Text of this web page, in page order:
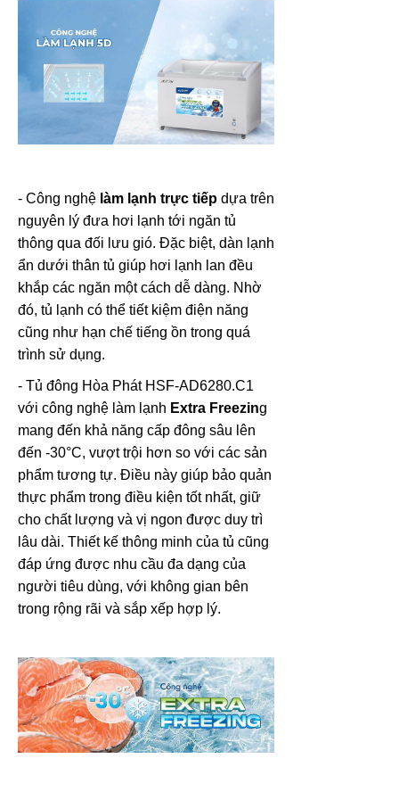
- Công nghệ làm lạnh trực tiếp dựa trên
nguyên lý đưa hơi lạnh tới ngăn tủ
thông qua đối lưu gió. Đặc biệt, dàn lạnh
ẩn dưới thân tủ giúp hơi lạnh lan đều
khắp các ngăn một cách dễ dàng. Nhờ
đó, tủ lạnh có thể tiết kiệm điện năng
cũng như hạn chế tiếng ồn trong quá
trình sử dụng.
- Tủ đông Hòa Phát HSF-AD6280.C1
với công nghệ làm lạnh Extra Freezing
mang đến khả năng cấp đông sâu lên
đến -30°C, vượt trội hơn so với các sản
phẩm tương tự. Điều này giúp bảo quản
thực phẩm trong điều kiện tốt nhất, giữ
cho chất lượng và vị ngon được duy trì
lâu dài. Thiết kế thông minh của tủ cũng
đáp ứng được nhu cầu đa dạng của
người tiêu dùng, với không gian bên
trong rộng rãi và sắp xếp hợp lý.